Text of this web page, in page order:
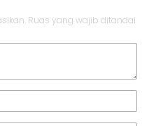
Ruas yang wajib ditandai